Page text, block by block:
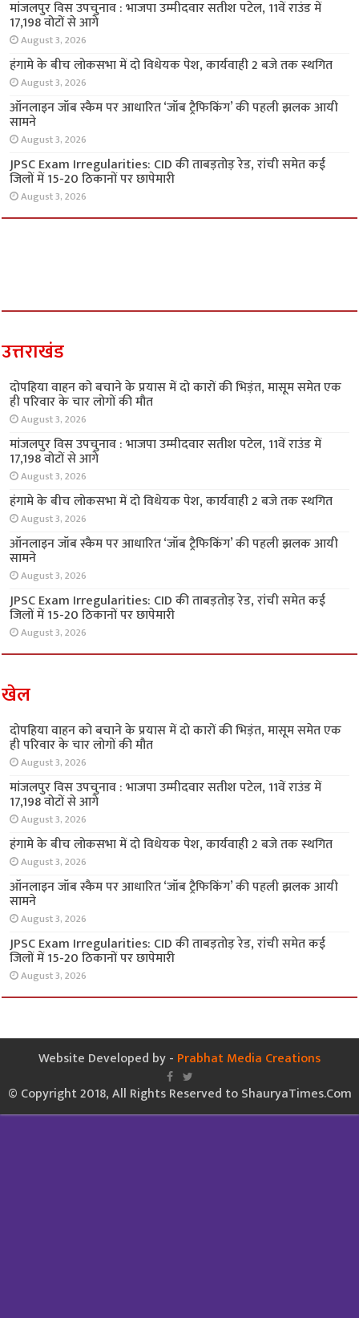
मांजलपुर विस उपचुनाव : भाजपा उम्मीदवार सतीश पटेल, 11वें राउंड में
17,198 वोटों से आगे
August 3, 2026
हंगामे के बीच लोकसभा में दो विधेयक पेश, कार्यवाही 2 बजे तक स्थगित
August 3, 2026
ऑनलाइन जॉब स्कैम पर आधारित ‘जॉब ट्रैफिकिंग’ की पहली झलक आयी
सामने
August 3, 2026
JPSC Exam Irregularities: CID की ताबड़तोड़ रेड, रांची समेत कई
जिलों में 15-20 ठिकानों पर छापेमारी
August 3, 2026
उत्तराखंड
दोपहिया वाहन को बचाने के प्रयास में दो कारों की भिड़ंत, मासूम समेत एक
ही परिवार के चार लोगों की मौत
August 3, 2026
मांजलपुर विस उपचुनाव : भाजपा उम्मीदवार सतीश पटेल, 11वें राउंड में
17,198 वोटों से आगे
August 3, 2026
हंगामे के बीच लोकसभा में दो विधेयक पेश, कार्यवाही 2 बजे तक स्थगित
August 3, 2026
ऑनलाइन जॉब स्कैम पर आधारित ‘जॉब ट्रैफिकिंग’ की पहली झलक आयी
सामने
August 3, 2026
JPSC Exam Irregularities: CID की ताबड़तोड़ रेड, रांची समेत कई
जिलों में 15-20 ठिकानों पर छापेमारी
August 3, 2026
खेल
दोपहिया वाहन को बचाने के प्रयास में दो कारों की भिड़ंत, मासूम समेत एक
ही परिवार के चार लोगों की मौत
August 3, 2026
मांजलपुर विस उपचुनाव : भाजपा उम्मीदवार सतीश पटेल, 11वें राउंड में
17,198 वोटों से आगे
August 3, 2026
हंगामे के बीच लोकसभा में दो विधेयक पेश, कार्यवाही 2 बजे तक स्थगित
August 3, 2026
ऑनलाइन जॉब स्कैम पर आधारित ‘जॉब ट्रैफिकिंग’ की पहली झलक आयी
सामने
August 3, 2026
JPSC Exam Irregularities: CID की ताबड़तोड़ रेड, रांची समेत कई
जिलों में 15-20 ठिकानों पर छापेमारी
August 3, 2026
Website Developed by - Prabhat Media Creations
© Copyright 2018, All Rights Reserved to ShauryaTimes.Com